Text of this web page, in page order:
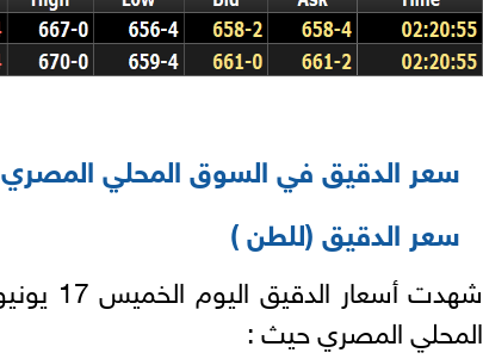
سعر الدقيق في السوق المحلي المصري
سعر الدقيق (للطن )
المحلي المصري حيث :